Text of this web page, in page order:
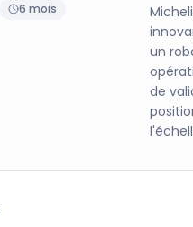
6 mois
un
de